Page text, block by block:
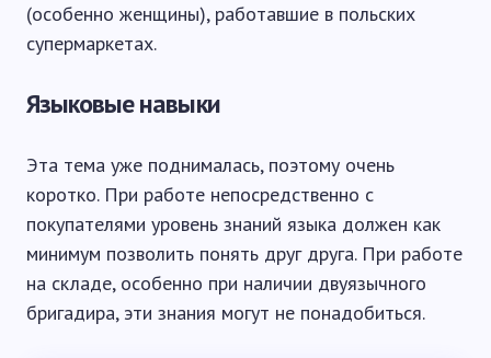
(особенно женщины), работавшие в польских
супермаркетах.
Языковые навыки
Эта тема уже поднималась, поэтому очень
коротко. При работе непосредственно с
покупателями уровень знаний языка должен как
минимум позволить понять друг друга. При работе
на складе, особенно при наличии двуязычного
бригадира, эти знания могут не понадобиться.